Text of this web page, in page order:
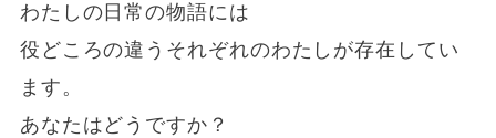
わたしの日常の物語には
役どころの違うそれぞれのわたしが存在してい
ます。
あなたはどうですか？